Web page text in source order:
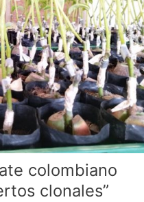
colombiano
clonales”